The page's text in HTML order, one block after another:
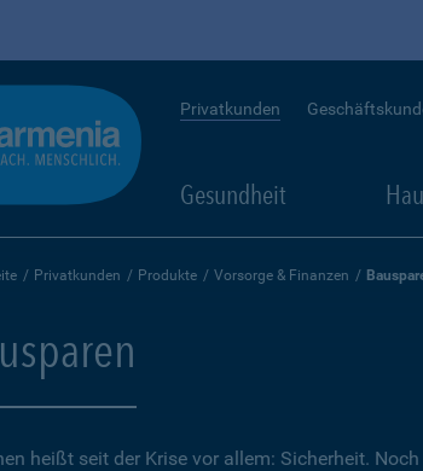
Privatkunden
Gesundheit
Privatkunden Produkte Vorsorge & Finanzen
heißt seit der Krise vor allem: Sicherheit.